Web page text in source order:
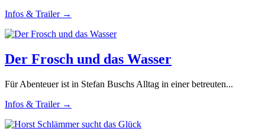
Infos & Trailer →
Der Frosch und das Wasser
Für Abenteuer ist in Stefan Buschs Alltag in einer betreuten...
Infos & Trailer →